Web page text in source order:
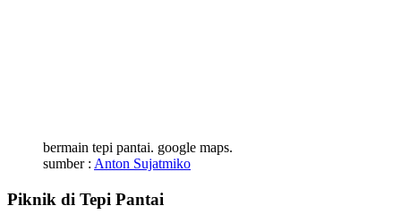
bermain tepi pantai. google maps.
sumber : Anton Sujatmiko
Piknik di Tepi Pantai